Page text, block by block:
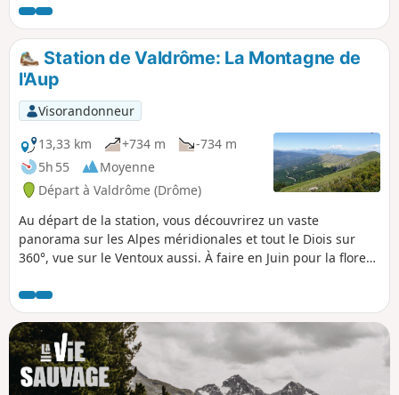
monotraces serpentant à travers sous-bois et
prairies. De la fin mai à la fin juin, le parcours se
pare d'une flore abondante particulièrement
agréable et colorée.
Station de Valdrôme: La Montagne de
l'Aup
Visorandonneur
13,33 km
+734 m
-734 m
5h 55
Moyenne
Départ à Valdrôme (Drôme)
Au départ de la station, vous découvrirez un vaste
panorama sur les Alpes méridionales et tout le Diois sur
360°, vue sur le Ventoux aussi. À faire en Juin pour la flore